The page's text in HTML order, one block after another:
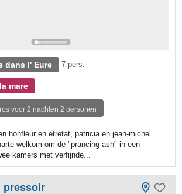
dans l' Eure 7 pers.
mare
voor 2 nachten 2 personen
honfleur en etretat, patricia en jean-michel
welkom om de "prancing ash" in een
kamers met verfijnde...
pressoir